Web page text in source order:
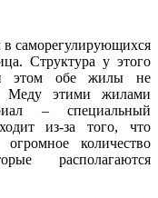
саморегулирующихся
Структура у этого
этом обе жилы не
Меду этими жилами
– специальный
из-за того, что
количество
располагаются